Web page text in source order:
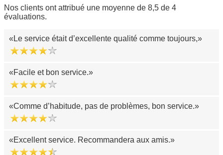
Nos clients ont attribué une moyenne de 8,5 de 4
évaluations.
Le service était d’excellente qualité comme toujours,
Facile et bon service.
Comme d’habitude, pas de problèmes, bon service.
Excellent service. Recommandera aux amis.